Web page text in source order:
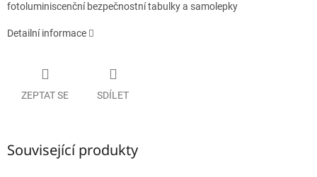
fotoluminiscenční bezpečnostní tabulky a samolepky
Detailní informace
ZEPTAT SE SDÍLET
Související produkty